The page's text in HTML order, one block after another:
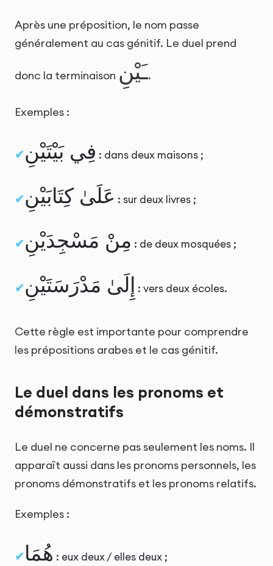
Après une préposition, le nom passe
généralement au cas génitif. Le duel prend
donc la terminaison ـَيْنِ.
Exemples :
فِي بَيْتَيْنِ : dans deux maisons ;
عَلَىٰ كِتَابَيْنِ : sur deux livres ;
مِنْ مَسْجِدَيْنِ : de deux mosquées ;
إِلَىٰ مَدْرَسَتَيْنِ : vers deux écoles.
Cette règle est importante pour comprendre
les prépositions arabes et le cas génitif.
Le duel dans les pronoms et
démonstratifs
Le duel ne concerne pas seulement les noms. Il
apparaît aussi dans les pronoms personnels, les
pronoms démonstratifs et les pronoms relatifs.
Exemples :
هُمَا : eux deux / elles deux ;